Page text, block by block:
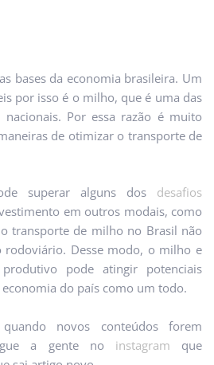
bases da economia brasileira. Um
por isso é o milho, que é uma das
Por essa razão é muito
de otimizar o transporte de
superar alguns dos desafios
em outros modais, como
transporte de milho no Brasil não
rodoviário. Desse modo, o milho e
pode atingir potenciais
do país como um todo.
novos conteúdos forem
a gente no instagram que